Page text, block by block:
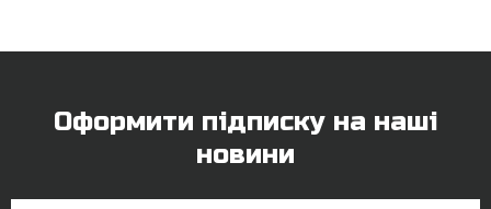
Оформити підписку на наші
новини